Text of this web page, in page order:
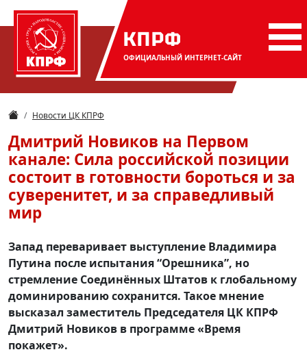
КПРФ
ОФИЦИАЛЬНЫЙ ИНТЕРНЕТ-САЙТ
Новости ЦК КПРФ
Дмитрий Новиков на Первом
канале: Сила российской позиции
состоит в готовности бороться и за
суверенитет, и за справедливый
мир
Запад переваривает выступление Владимира
Путина после испытания “Орешника”, но
стремление Соединённых Штатов к глобальному
доминированию сохранится. Такое мнение
высказал заместитель Председателя ЦК КПРФ
Дмитрий Новиков в программе «Время
покажет».